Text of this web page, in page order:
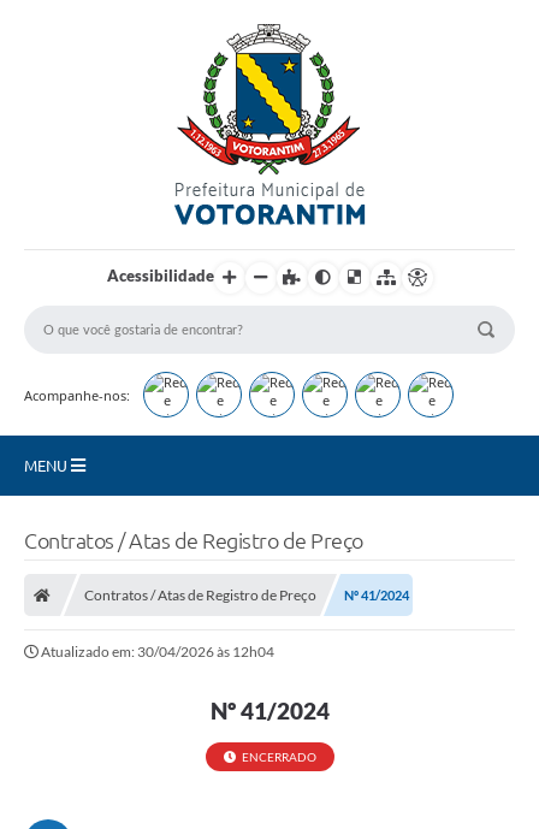
Acessibilidade
Acompanhe-nos:
MENU
Vagas PAT
Perguntas e Respostas Frequentes
Contratos / Atas de Registro de Preço
Contratos / Atas de Registro de Preço Nº 41/2024
Atualizado em: 30/04/2026 às 12h04
Nº 41/2024
ENCERRADO